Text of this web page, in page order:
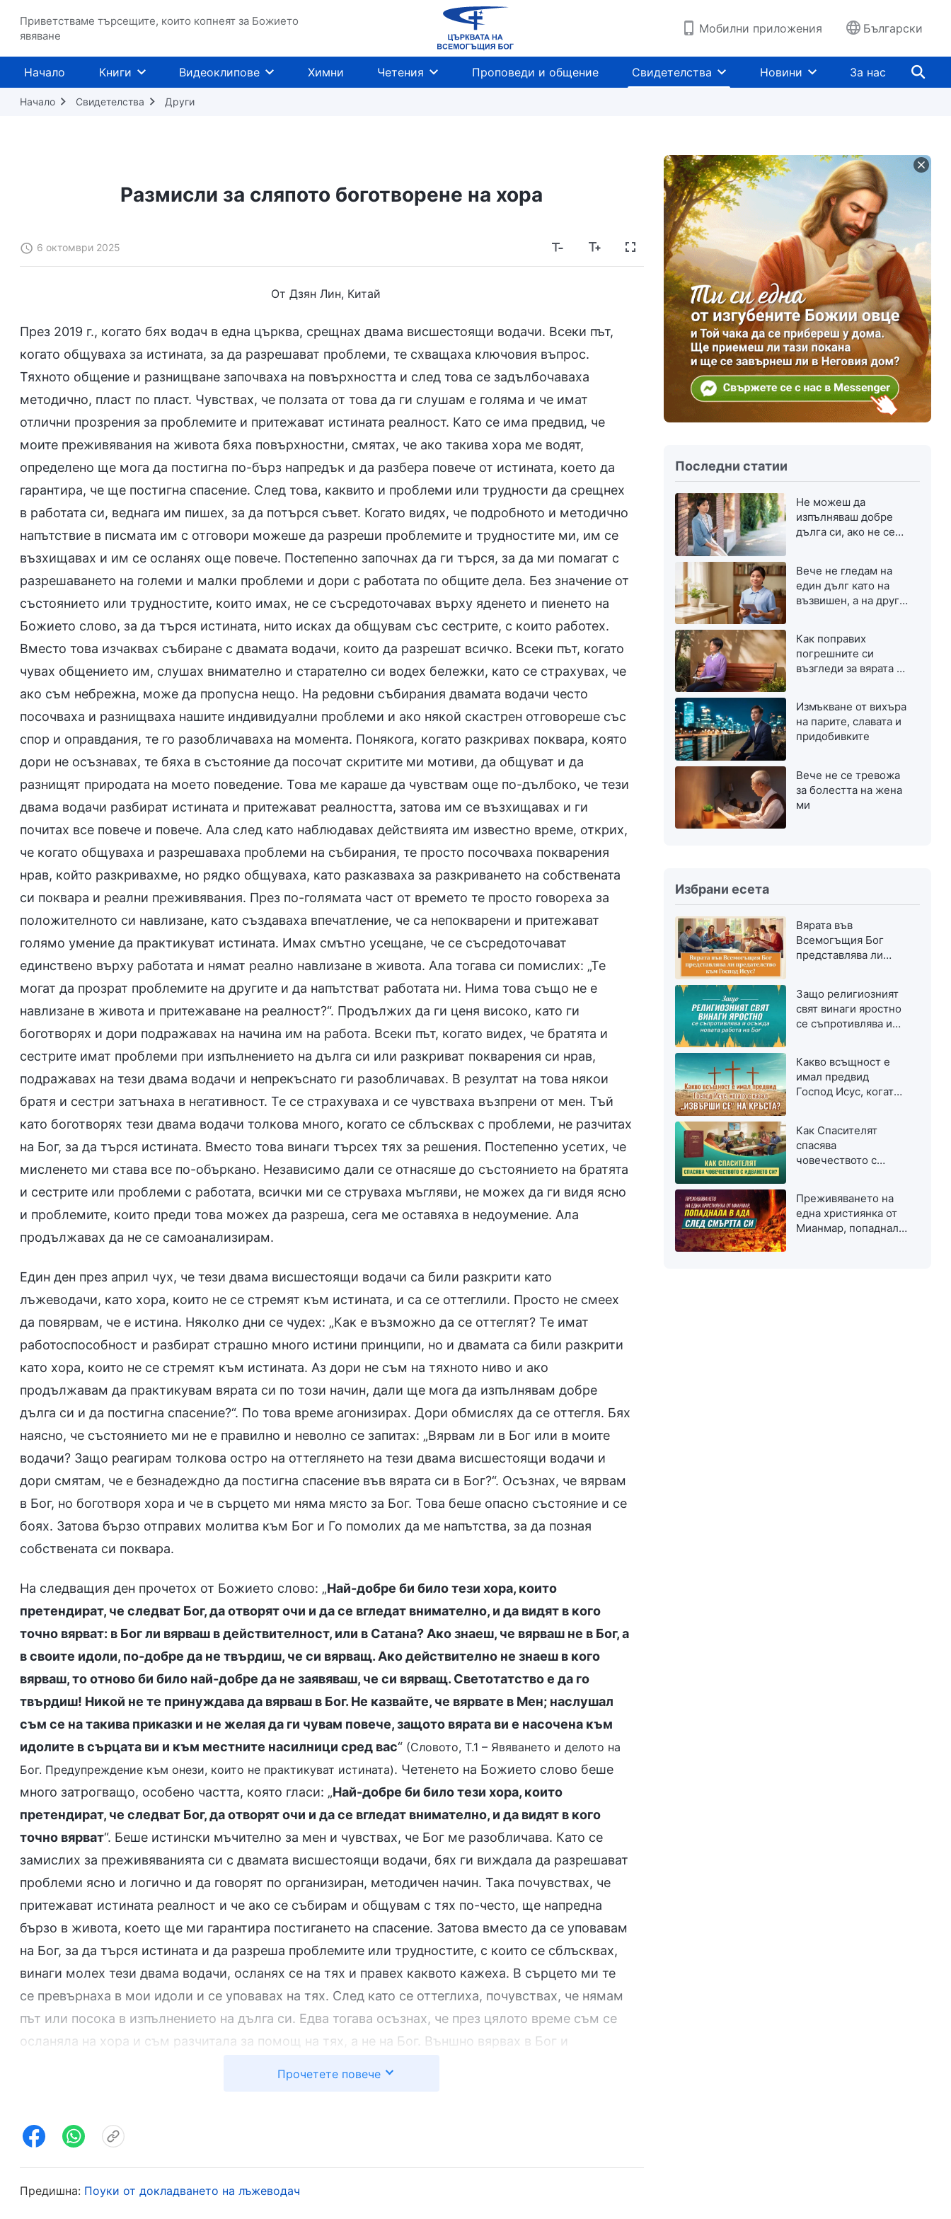
Приветстваме търсещите, които копнеят за Божието
явяване
Мобилни приложения Български
Начало Книги Видеоклипове Химни Четения Проповеди и общение Свидетелства Новини За нас
Начало Свидетелства Други
Размисли за сляпото боготворене на хора
6 октомври 2025
От Дзян Лин, Китай
През 2019 г., когато бях водач в една църква, срещнах двама висшестоящи водачи. Всеки път,
когато общуваха за истината, за да разрешават проблеми, те схващаха ключовия въпрос.
Тяхното общение и разнищване започваха на повърхността и след това се задълбочаваха
методично, пласт по пласт. Чувствах, че ползата от това да ги слушам е голяма и че имат
отлични прозрения за проблемите и притежават истината реалност. Като се има предвид, че
моите преживявания на живота бяха повърхностни, смятах, че ако такива хора ме водят,
определено ще мога да постигна по-бърз напредък и да разбера повече от истината, което да
гарантира, че ще постигна спасение. След това, каквито и проблеми или трудности да срещнех
в работата си, веднага им пишех, за да потърся съвет. Когато видях, че подробното и методично
напътствие в писмата им с отговори можеше да разреши проблемите и трудностите ми, им се
възхищавах и им се осланях още повече. Постепенно започнах да ги търся, за да ми помагат с
разрешаването на големи и малки проблеми и дори с работата по общите дела. Без значение от
състоянието или трудностите, които имах, не се съсредоточавах върху яденето и пиенето на
Божието слово, за да търся истината, нито исках да общувам със сестрите, с които работех.
Вместо това изчаквах събиране с двамата водачи, които да разрешат всичко. Всеки път, когато
чувах общението им, слушах внимателно и старателно си водех бележки, като се страхувах, че
ако съм небрежна, може да пропусна нещо. На редовни събирания двамата водачи често
посочваха и разнищваха нашите индивидуални проблеми и ако някой скастрен отговореше със
спор и оправдания, те го разобличаваха на момента. Понякога, когато разкривах поквара, която
дори не осъзнавах, те бяха в състояние да посочат скритите ми мотиви, да общуват и да
разнищят природата на моето поведение. Това ме караше да чувствам още по-дълбоко, че тези
двама водачи разбират истината и притежават реалността, затова им се възхищавах и ги
почитах все повече и повече. Ала след като наблюдавах действията им известно време, открих,
че когато общуваха и разрешаваха проблеми на събирания, те просто посочваха покварения
нрав, който разкривахме, но рядко общуваха, като разказваха за разкриването на собствената
си поквара и реални преживявания. През по-голямата част от времето те просто говореха за
положителното си навлизане, като създаваха впечатление, че са непокварени и притежават
голямо умение да практикуват истината. Имах смътно усещане, че се съсредоточават
единствено върху работата и нямат реално навлизане в живота. Ала тогава си помислих: „Те
могат да прозрат проблемите на другите и да напътстват работата ни. Нима това също не е
навлизане в живота и притежаване на реалност?“. Продължих да ги ценя високо, като ги
боготворях и дори подражавах на начина им на работа. Всеки път, когато видех, че братята и
сестрите имат проблеми при изпълнението на дълга си или разкриват покварения си нрав,
подражавах на тези двама водачи и непрекъснато ги разобличавах. В резултат на това някои
братя и сестри затънаха в негативност. Те се страхуваха и се чувстваха възпрени от мен. Тъй
като боготворях тези двама водачи толкова много, когато се сблъсквах с проблеми, не разчитах
на Бог, за да търся истината. Вместо това винаги търсех тях за решения. Постепенно усетих, че
мисленето ми става все по-объркано. Независимо дали се отнасяше до състоянието на братята
и сестрите или проблеми с работата, всички ми се струваха мъгляви, не можех да ги видя ясно
и проблемите, които преди това можех да разреша, сега ме оставяха в недоумение. Ала
продължавах да не се самоанализирам.
Един ден през април чух, че тези двама висшестоящи водачи са били разкрити като
лъжеводачи, като хора, които не се стремят към истината, и са се оттеглили. Просто не смеех
да повярвам, че е истина. Няколко дни се чудех: „Как е възможно да се оттеглят? Те имат
работоспособност и разбират страшно много истини принципи, но и двамата са били разкрити
като хора, които не се стремят към истината. Аз дори не съм на тяхното ниво и ако
продължавам да практикувам вярата си по този начин, дали ще мога да изпълнявам добре
дълга си и да постигна спасение?“. По това време агонизирах. Дори обмислях да се оттегля. Бях
наясно, че състоянието ми не е правилно и неволно се запитах: „Вярвам ли в Бог или в моите
водачи? Защо реагирам толкова остро на оттеглянето на тези двама висшестоящи водачи и
дори смятам, че е безнадеждно да постигна спасение във вярата си в Бог?“. Осъзнах, че вярвам
в Бог, но боготворя хора и че в сърцето ми няма място за Бог. Това беше опасно състояние и се
боях. Затова бързо отправих молитва към Бог и Го помолих да ме напътства, за да позная
собствената си поквара.
На следващия ден прочетох от Божието слово: „Най-добре би било тези хора, които
претендират, че следват Бог, да отворят очи и да се вгледат внимателно, и да видят в кого
точно вярват: в Бог ли вярваш в действителност, или в Сатана? Ако знаеш, че вярваш не в Бог, а
в своите идоли, по-добре да не твърдиш, че си вярващ. Ако действително не знаеш в кого
вярваш, то отново би било най-добре да не заявяваш, че си вярващ. Светотатство е да го
твърдиш! Никой не те принуждава да вярваш в Бог. Не казвайте, че вярвате в Мен; наслушал
съм се на такива приказки и не желая да ги чувам повече, защото вярата ви е насочена към
идолите в сърцата ви и към местните насилници сред вас“ (Словото, Т.1 – Явяването и делото на
Бог. Предупреждение към онези, които не практикуват истината). Четенето на Божието слово беше
много затрогващо, особено частта, която гласи: „Най-добре би било тези хора, които
претендират, че следват Бог, да отворят очи и да се вгледат внимателно, и да видят в кого
точно вярват“. Беше истински мъчително за мен и чувствах, че Бог ме разобличава. Като се
замислих за преживяванията си с двамата висшестоящи водачи, бях ги виждала да разрешават
проблеми ясно и логично и да говорят по организиран, методичен начин. Така почувствах, че
притежават истината реалност и че ако се събирам и общувам с тях по-често, ще напредна
бързо в живота, което ще ми гарантира постигането на спасение. Затова вместо да се уповавам
на Бог, за да търся истината и да разреша проблемите или трудностите, с които се сблъсквах,
винаги молех тези двама водачи, осланях се на тях и правех каквото кажеха. В сърцето ми те
се превърнаха в мои идоли и се уповавах на тях. След като се оттеглиха, почувствах, че нямам
път или посока в изпълнението на дълга си. Едва тогава осъзнах, че през цялото време съм се
осланяла на хора и съм разчитала за помощ на тях, а не на Бог. Външно вярвах в Бог и
покоряват и да Му се покланят. Не превъзнасяй и не се възхищавай на никой човек; не
особено тези, които почиташ — за равнопоставени на Бог или за равни на Него. Това е
Прочетете повече
Предишна: Поуки от докладването на лъжеводач
Последни статии
Не можеш да
изпълняваш добре
дълга си, ако не се
Вече не гледам на
един дълг като на
възвишен, а на друг
Как поправих
погрешните си
възгледи за вярата в
Измъкване от вихъра
на парите, славата и
придобивките
Вече не се тревожа
за болестта на жена
ми
Избрани есета
Вярата във
Всемогъщия Бог
представлява ли
Защо религиозният
свят винаги яростно
се съпротивлява и
Какво всъщност е
имал предвид
Господ Исус, когато
Как Спасителят
спасява
човечеството с
Преживяването на
една християнка от
Мианмар, попаднала